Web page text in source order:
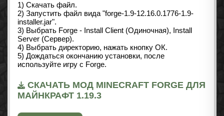
1) Скачать файл.
2) Запустить файл вида "forge-1.9-12.16.0.1776-1.9-
installer.jar".
3) Выбрать Forge - Install Client (Одиночная), Install
Server (Сервер).
4) Выбрать директорию, нажать кнопку ОК.
5) Дождаться окончанию установки, после
используйте игру с Forge.
СКАЧАТЬ МОД MINECRAFT FORGE ДЛЯ
МАЙНКРАФТ 1.19.3